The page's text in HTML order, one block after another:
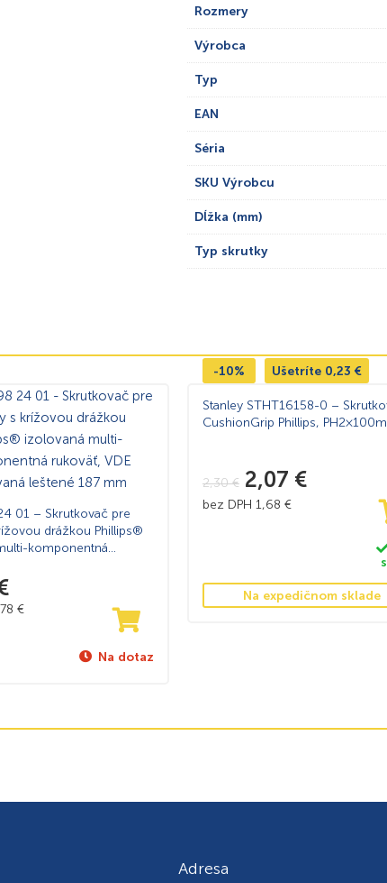
Rozmery
Výrobca
Typ
EAN
Séria
SKU Výrobcu
Dĺžka (mm)
Typ skrutky
01 – Skrutkovač pre
drážkou Phillips®
komponentná
€
Na dotaz
-10% Ušetríte 0,23 €
Stanley STHT16158-0 –
CushionGrip Phillips,
2,30€ 2,07 €
bez DPH 1,68 €
Na expedičnom sklade
Adresa